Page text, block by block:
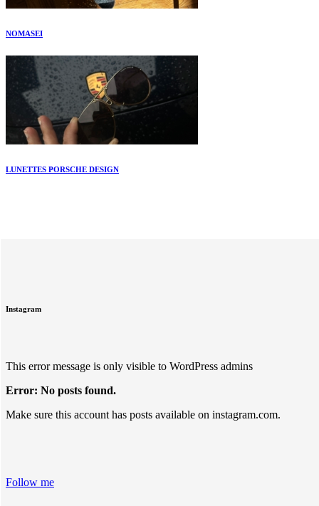
NOMASEI
LUNETTES PORSCHE DESIGN
Instagram
This error message is only visible to WordPress admins
Error: No posts found.
Make sure this account has posts available on instagram.com.
Follow me